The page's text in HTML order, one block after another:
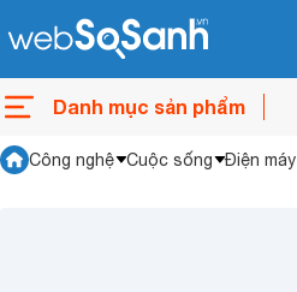
Danh mục sản phẩm
Công nghệ Cuộc sống Điện máy